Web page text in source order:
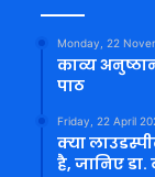
Monday, 22
काव्य
पाठ
Friday, 22 April
क्या
है, जानिए डा.